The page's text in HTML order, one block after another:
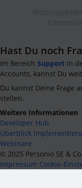
Hast Du noch
Im Bereich Support in
Accounts, kannst Du
Du kannst Deine Frage
stellen.
Weitere Informationen
Developer Hub
Überblick
Webinare
© 2025 Personio SE &
Impressum Cookie-